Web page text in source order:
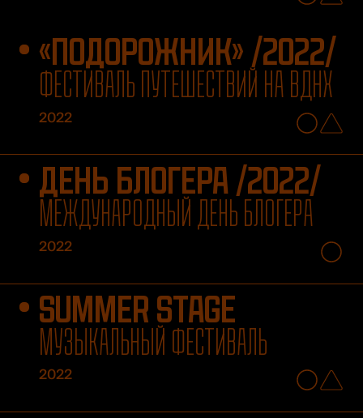
«ПОДОРОЖНИК» /2022/
ФЕСТИВАЛЬ ПУТЕШЕСТВИЙ НА ВДНХ
2022
ДЕНЬ БЛОГЕРА /2022/
МЕЖДУНАРОДНЫЙ ДЕНЬ БЛОГЕРА
2022
SUMMER STAGE
МУЗЫКАЛЬНЫЙ ФЕСТИВАЛЬ
2022